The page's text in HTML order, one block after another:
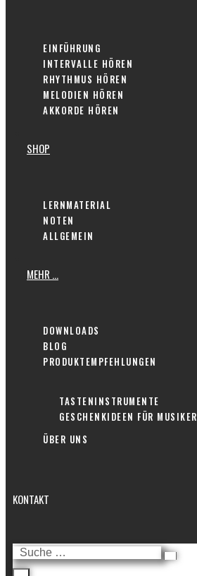
EINFÜHRUNG
INTERVALLE HÖREN
RHYTHMUS HÖREN
MELODIEN HÖREN
AKKORDE HÖREN
SHOP
LERNMATERIAL
NOTEN
ALLGEMEIN
MEHR …
DOWNLOADS
BLOG
PRODUKTEMPFEHLUNGEN
TASTENINSTRUMENTE
GESCHENKIDEEN FÜR MUSIKER
ÜBER UNS
KONTAKT
Suche
…